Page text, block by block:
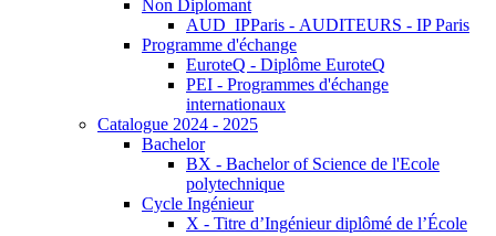
Non Diplomant
AUD_IPParis - AUDITEURS - IP Paris
Programme d'échange
EuroteQ - Diplôme EuroteQ
PEI - Programmes d'échange
internationaux
Catalogue 2024 - 2025
Bachelor
BX - Bachelor of Science de l'Ecole
polytechnique
Cycle Ingénieur
X - Titre d’Ingénieur diplômé de l’École